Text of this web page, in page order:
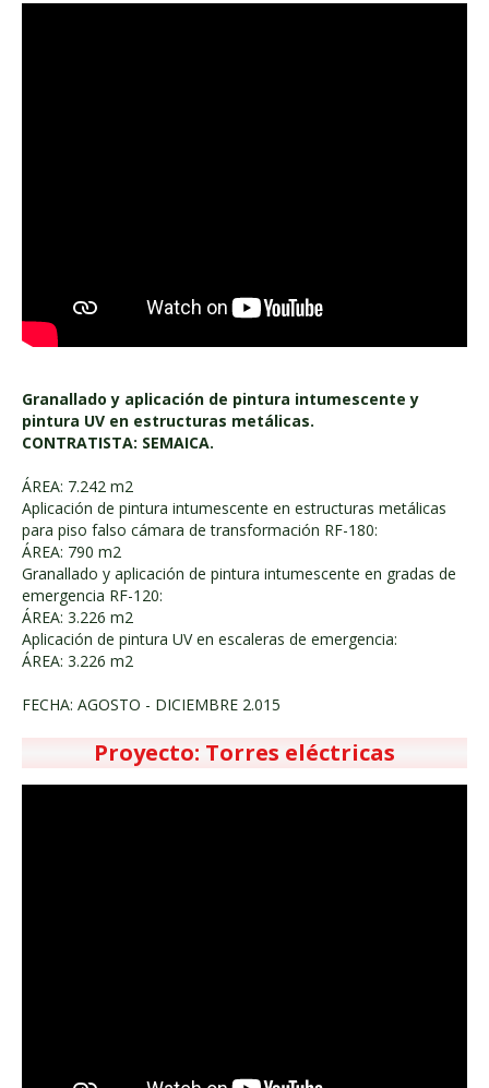
Granallado y aplicación de pintura intumescente y
pintura UV en estructuras metálicas.
CONTRATISTA: SEMAICA.
ÁREA: 7.242 m2
Aplicación de pintura intumescente en estructuras metálicas
para piso falso cámara de transformación RF-180:
ÁREA: 790 m2
Granallado y aplicación de pintura intumescente en gradas de
emergencia RF-120:
ÁREA: 3.226 m2
Aplicación de pintura UV en escaleras de emergencia:
ÁREA: 3.226 m2
FECHA: AGOSTO - DICIEMBRE 2.015
Proyecto: Torres eléctricas